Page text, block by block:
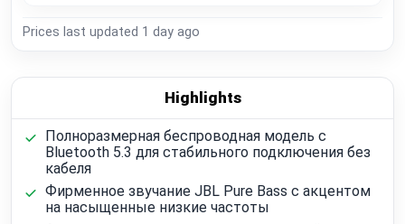
Prices last updated 1 day ago
Highlights
Полноразмерная беспроводная модель с
Bluetooth 5.3 для стабильного подключения без
кабеля
Фирменное звучание JBL Pure Bass с акцентом
на насыщенные низкие частоты